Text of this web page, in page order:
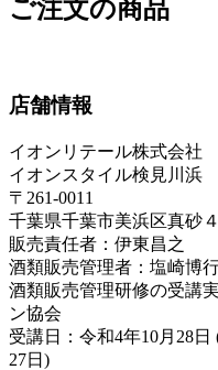
ご注文の商品
店舗情報
イオンリテール株式会社
イオンスタイル検見川浜
〒261-0011
千葉県千葉市美浜区真砂
販売責任者：伊東昌之
酒類販売管理者：塩崎博
酒類販売管理研修の受講
ン協会
受講日：令和4年10月28
27日)